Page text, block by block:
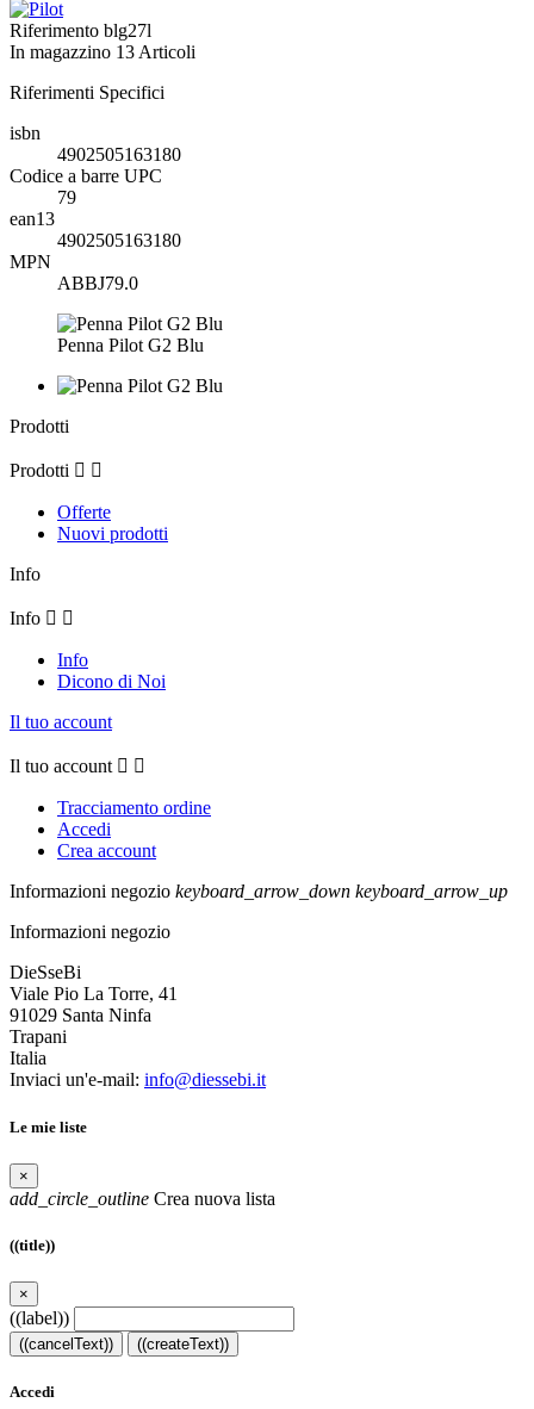
Riferimento blg27l
In magazzino 13 Articoli
Riferimenti Specifici
isbn
4902505163180
Codice a barre UPC
79
ean13
4902505163180
MPN
ABBJ79.0
Penna Pilot G2 Blu
Prodotti
Prodotti  
Offerte
Nuovi prodotti
Info
Info  
Info
Dicono di Noi
Il tuo account
Il tuo account  
Tracciamento ordine
Accedi
Crea account
Informazioni negozio keyboard_arrow_down keyboard_arrow_up
Informazioni negozio
DieSseBi
Viale Pio La Torre, 41
91029 Santa Ninfa
Trapani
Italia
Inviaci un'e-mail: info@diessebi.it
Le mie liste
×
add_circle_outline Crea nuova lista
((title))
×
((label))
((cancelText)) ((createText))
Accedi